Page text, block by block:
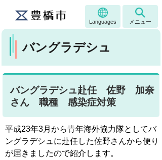
Languages メニュー
バングラデシュ
バングラデシュ赴任 佐野 加奈
さん 職種 感染症対策
平成23年3月から青年海外協力隊としてバ
ングラデシュに赴任した佐野さんから便り
が届きましたので紹介します。